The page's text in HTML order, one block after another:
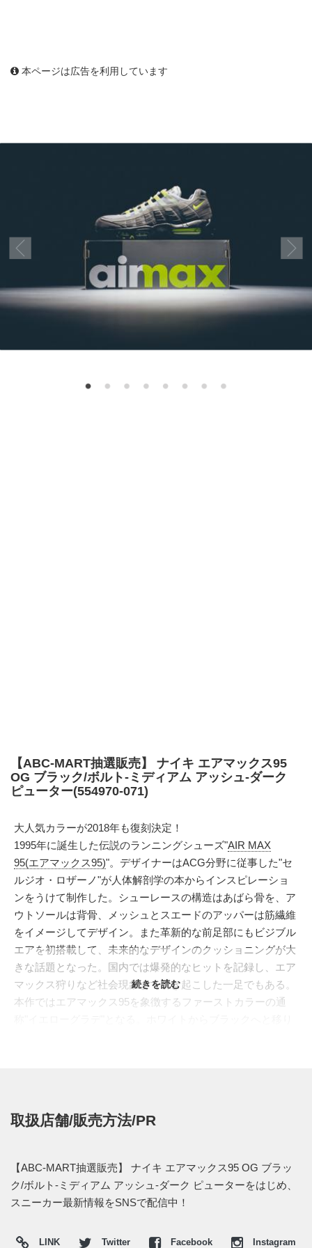
本ページは広告を利用しています
【ABC-MART抽選販売】 ナイキ エアマックス95
OG ブラック/ボルト-ミディアム アッシュ-ダーク
ピューター(554970-071)
大人気カラーが2018年も復刻決定！
1995年に誕生した伝説のランニングシューズ"AIR MAX
95(エアマックス95)"。デザイナーはACG分野に従事した"セ
ルジオ・ロザーノ"が人体解剖学の本からインスピレーショ
ンをうけて制作した。シューレースの構造はあばら骨を、ア
ウトソールは背骨、メッシュとスエードのアッパーは筋繊維
をイメージしてデザイン。また革新的な前足部にもビジブル
エアを初搭載して、未来的なデザインのクッショニングが大
きな話題となった。国内では爆発的なヒットを記録し、エア
マックス狩りなど社会現象まで引き起こした一足でもある。
本作ではエアマックス95を象徴するファーストカラーの通
だに健在であることを示した。今回の復刻でも再び人気を集
モデル
のリリースも決まっている。
日本国内では2018年3月1日
2月26日(※販売日変更)にリリー
ス予定。価格は17,280円 (税込)。また詳細情報が分かり次
続きを読む
取扱店舗/販売方法/PR
【ABC-MART抽選販売】 ナイキ エアマックス95 OG ブラッ
ク/ボルト-ミディアム アッシュ-ダーク ピューターをはじめ、
スニーカー最新情報をSNSで配信中！
LINK Twitter Facebook Instagram